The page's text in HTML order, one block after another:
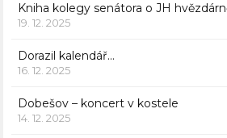
Kniha kolegy senátora o JH
19. 12. 2025
Dorazil kalendář…
16. 12. 2025
Dobešov – koncert v kostele
14. 12. 2025